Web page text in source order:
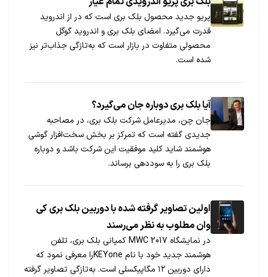
پریو جدید محصول بلک بری است که در از اندروید
قدرت می‌گیرد. امضای بلک بری و اندروید گوگل
محصولی متفاوت در بازار است که به‌تازگی جذاب‌تر نیز
شده است.
آیا بلک بری دوباره جان می‌گیرد؟
جان چن، مدیرعامل شرکت بلک بری، در مصاحبه
جدیدی گفته است که تمرکز بر بخش سخت‌افزار گوشی
هوشمند شاید کلید موفقیت این شرکت باشد و دوباره
بلک بری را به سوددهی برساند.
اولین تصاویر گرفته شده با دوربین بلک بری کی
وان مطلوب به نظر می‌رسند
در نمایشگاه MWC 2017 کمپانی بلک بری، تلفن
هوشمند جدید خود با نام KEYoneرا معرفی نمود که
دارای دوربین ۱۲ مگاپیکسلی است. به‌تازگی تصاویر گرفته